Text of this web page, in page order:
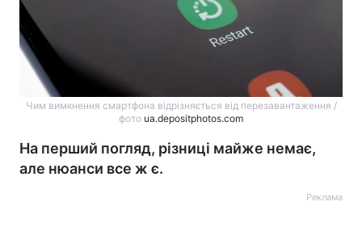
Чим вимкнення смартфона відрізняється від перезавантаження /
фото ua.depositphotos.com
На перший погляд, різниці майже немає,
але нюанси все ж є.
Реклама